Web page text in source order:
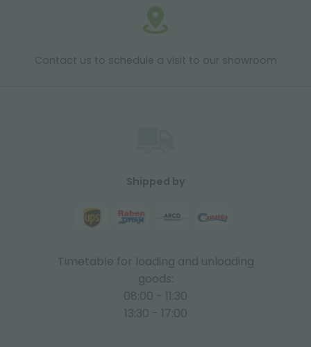
Contact us to schedule a visit to our showroom
Shipped by
Timetable for loading and unloading
goods:
08:00 - 11:30
13:30 - 17:00